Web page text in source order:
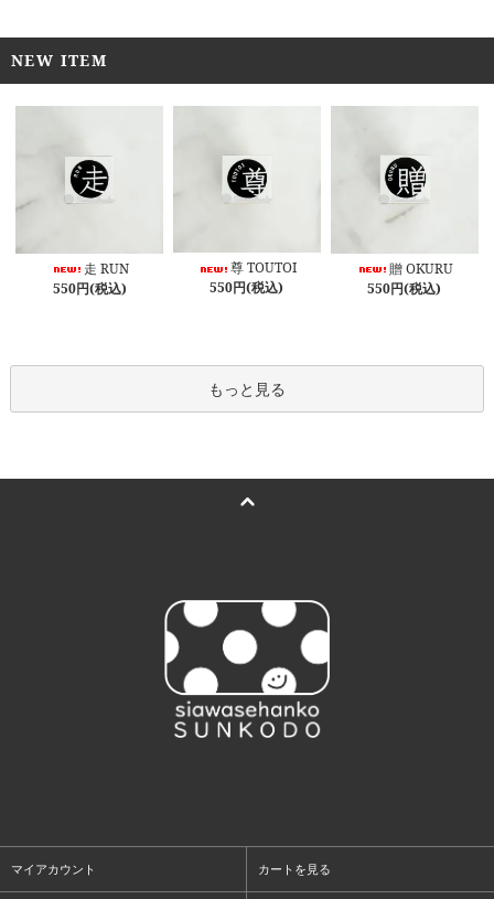
NEW ITEM
走 RUN
550円(税込)
尊 TOUTOI
550円(税込)
贈 OKURU
550円(税込)
もっと見る
マイアカウント カートを見る